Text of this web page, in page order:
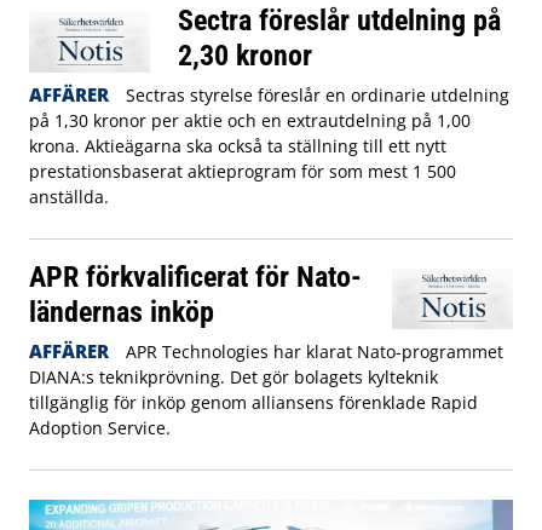
Sectra föreslår utdelning på
2,30 kronor
AFFÄRER
Sectras styrelse föreslår en ordinarie utdelning
på 1,30 kronor per aktie och en extrautdelning på 1,00
krona. Aktieägarna ska också ta ställning till ett nytt
prestationsbaserat aktieprogram för som mest 1 500
anställda.
APR förkvalificerat för Nato-
ländernas inköp
AFFÄRER
APR Technologies har klarat Nato-programmet
DIANA:s teknikprövning. Det gör bolagets kylteknik
tillgänglig för inköp genom alliansens förenklade Rapid
Adoption Service.